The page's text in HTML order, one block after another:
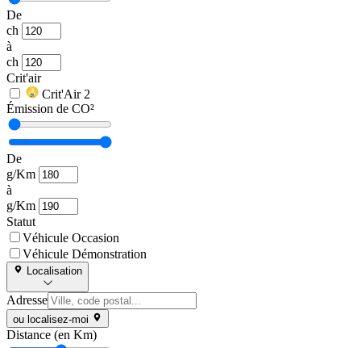
De
ch
à
ch
Crit'air
Crit'Air 2
Émission de CO²
De
g/Km
à
g/Km
Statut
Véhicule Occasion
Véhicule Démonstration
Localisation
Adresse
ou localisez-moi
Distance (en Km)